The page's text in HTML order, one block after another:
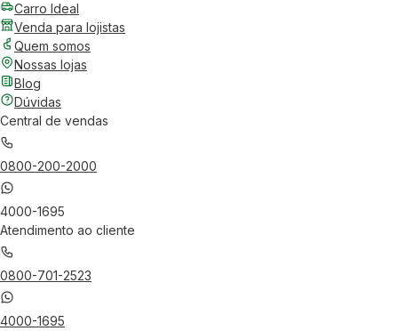
Carro Ideal
Venda para lojistas
Quem somos
Nossas lojas
Blog
Dúvidas
Central de vendas
0800-200-2000
4000-1695
Atendimento ao cliente
0800-701-2523
4000-1695